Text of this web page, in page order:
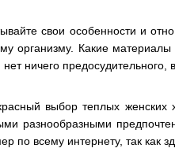
свои особенности и
организму. Какие
нет ничего
выбор теплых
разнообразными
по всему интернету, так как